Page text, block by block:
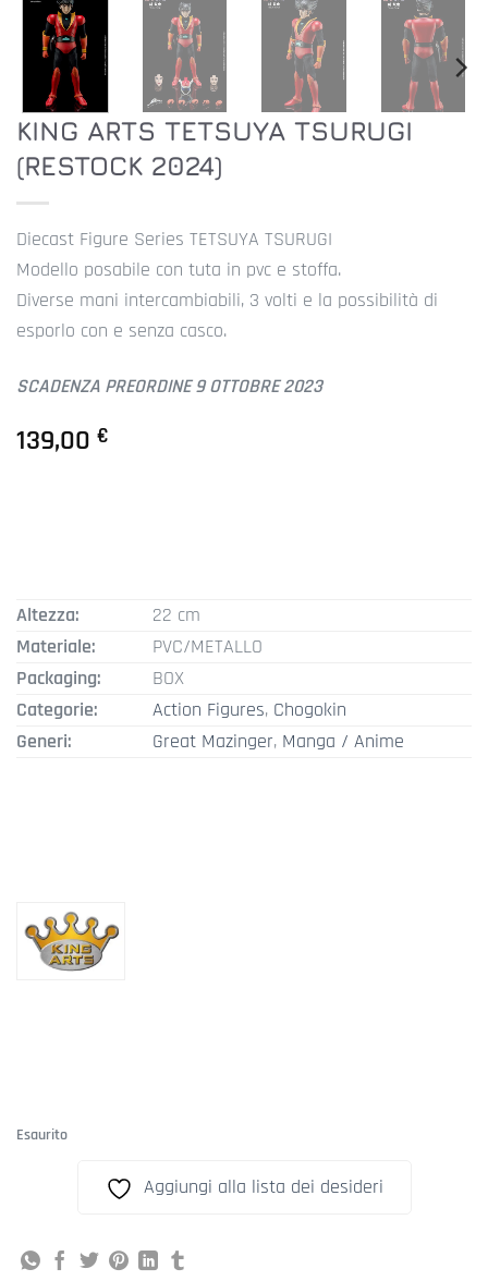
KING ARTS TETSUYA TSURUGI
(RESTOCK 2024)
Diecast Figure Series TETSUYA TSURUGI
Modello posabile con tuta in pvc e stoffa.
Diverse mani intercambiabili, 3 volti e la possibilità di
esporlo con e senza casco.
SCADENZA PREORDINE 9 OTTOBRE 2023
139,00 €
Altezza:
22 cm
Materiale:
PVC/METALLO
Packaging:
BOX
Categorie:
Action Figures, Chogokin
Generi:
Great Mazinger, Manga / Anime
Esaurito
Aggiungi alla lista dei desideri